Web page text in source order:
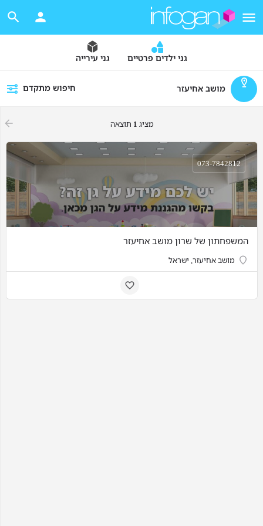
גני ילדים פרטיים גני עירייה
מושב אחיעזר חיפוש מתקדם
מציג 1 תוצאה
המשפחתון של שרון מושב אחיעזר
מושב אחיעזר, ישראל
073-7842812